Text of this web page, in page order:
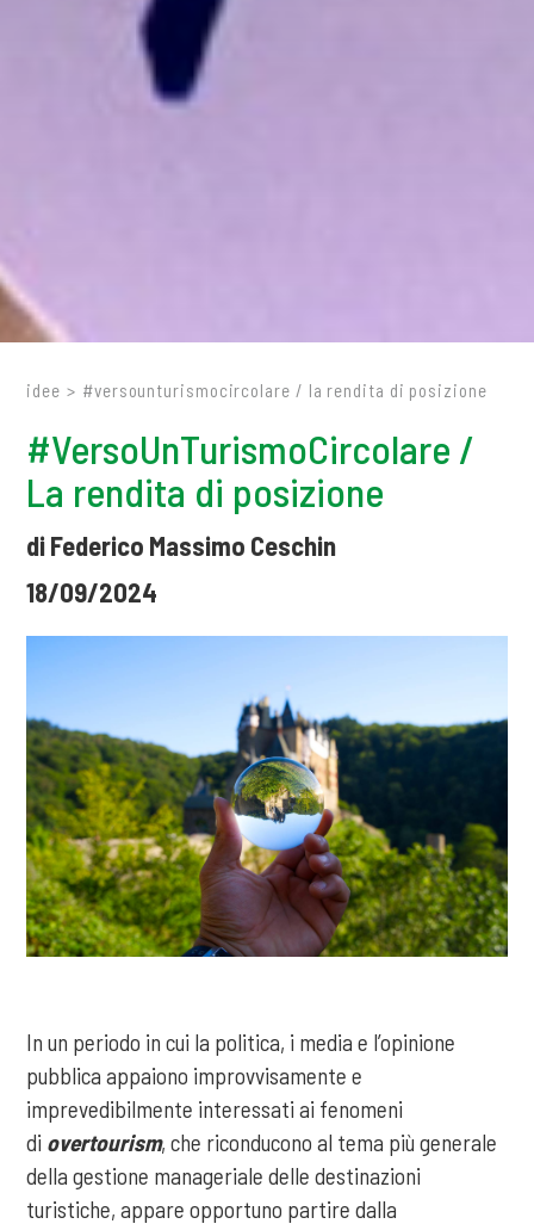
idee > #versounturismocircolare / la rendita di posizione
#VersoUnTurismoCircolare /
La rendita di posizione
di Federico Massimo Ceschin
18/09/2024
In un periodo in cui la politica, i media e l’opinione
pubblica appaiono improvvisamente e
imprevedibilmente interessati ai fenomeni
di overtourism, che riconducono al tema più generale
della gestione manageriale delle destinazioni
turistiche, appare opportuno partire dalla